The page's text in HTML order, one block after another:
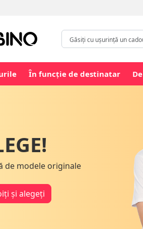
În funcție de destinatar
de modele originale
și alegeți